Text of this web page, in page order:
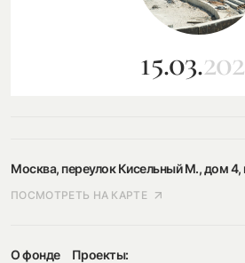
15.03.
Москва, переулок Кисельный М., дом 4,
ПОСМОТРЕТЬ НА КАРТЕ
О фонде
Проекты: